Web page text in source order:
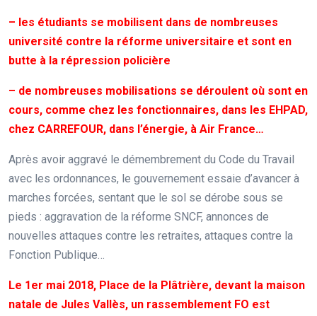
– les étudiants se mobilisent dans de nombreuses
université contre la réforme universitaire et sont en
butte à la répression policière
– de nombreuses mobilisations se déroulent où sont en
cours, comme chez les fonctionnaires, dans les EHPAD,
chez CARREFOUR, dans l’énergie, à Air France…
Après avoir aggravé le démembrement du Code du Travail
avec les ordonnances, le gouvernement essaie d’avancer à
marches forcées, sentant que le sol se dérobe sous se
pieds : aggravation de la réforme SNCF, annonces de
nouvelles attaques contre les retraites, attaques contre la
Fonction Publique…
Le 1er mai 2018, Place de la Plâtrière, devant la maison
natale de Jules Vallès, un rassemblement FO est